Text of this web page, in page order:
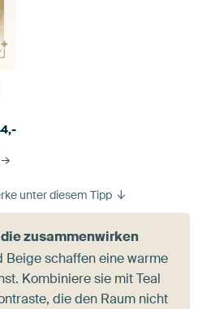
unter diesem Tipp
zusammenwirken
Beige schaffen eine warme
Kombiniere sie mit Teal
die den Raum nicht